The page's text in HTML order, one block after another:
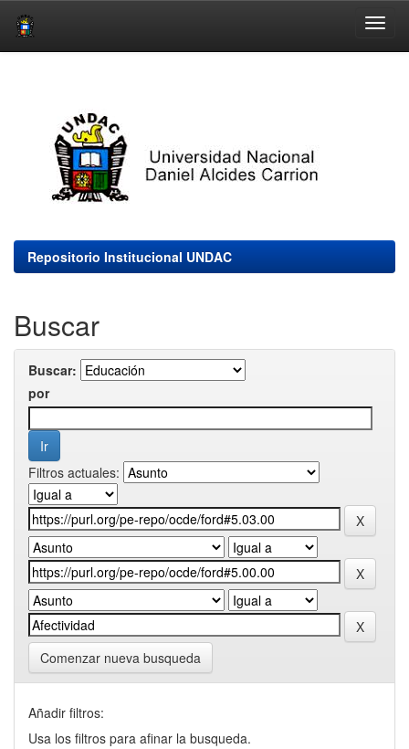
Repositorio Institucional UNDAC
Buscar
Buscar:
por
Filtros actuales:
Comenzar nueva busqueda
Añadir filtros:
Usa los filtros para afinar la busqueda.